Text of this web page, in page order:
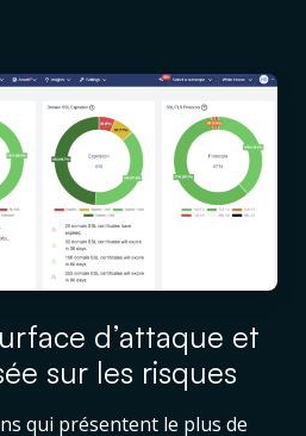
d’attaque et
sur les risques
qui présentent le plus de